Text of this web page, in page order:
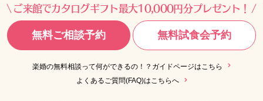
ご来館でカタログギフト最大10,000円分プレゼント！
無料ご相談予約 無料試食会予約
楽婚の無料相談って何ができるの！？ガイドページはこちら
よくあるご質問(FAQ)はこちらへ